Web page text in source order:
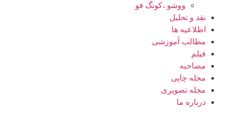
ووشو ،کونگ فو
نقد و تحلیل
اطلاعیه ها
مطالب آموزشی
فیلم
مصاحبه
مجله چاپی
مجله تصویری
درباره ما